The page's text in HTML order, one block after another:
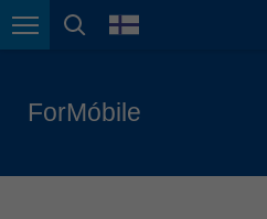
Page navigation
page search
language
Malaysia
ForMóbile